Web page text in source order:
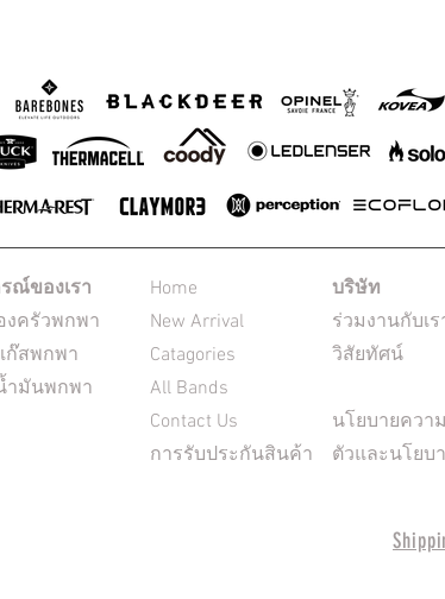
ณ์ของเรา
งครัวพกพา
ก๊สพกพา
ำมันพกพา
Home
New Arrival
Catagories
All Bands
Contact Us
การรับประกันสินค้า
บริษัท
ร่วมงานกับเร
วิสัยทัศน์
นโยบายควา
ตัวและนโยบ